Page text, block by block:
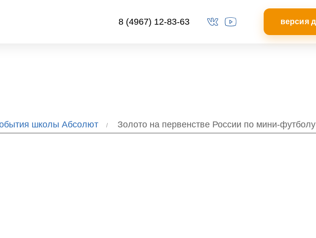
8 (4967) 12-83-63
школы Абсолют Золото на первенстве России по мини-футболу